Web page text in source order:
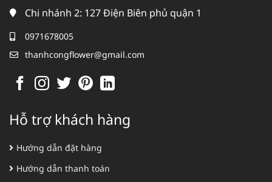
Chi nhánh 2: 127 Điện Biên phủ quận 1
0971678005
thanhcongflower@gmail.com
Hỗ trợ khách hàng
Hướng dẫn đặt hàng
Hướng dẫn thanh toán